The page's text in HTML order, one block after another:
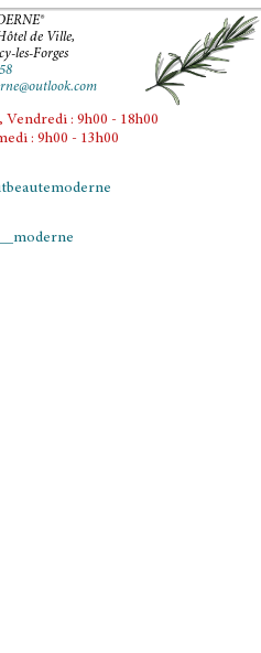
de Ville,
les-Forges
: 9h00 - 18h00
: 9h00 - 13h00